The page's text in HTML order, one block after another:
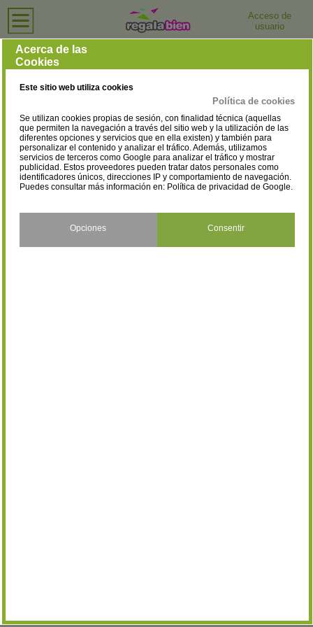
Acceso de
usuario
Tiendas de Ropa Deportiva en Huesca
Selecciona la localidad
Inicio › Tiendas de Ropa Deportiva
Huesca
Acerca de las
Cookies
Este sitio web utiliza cookies
Política de cookies
Se utilizan cookies propias de sesión, con finalidad técnica (aquellas
que permiten la navegación a través del sitio web y la utilización de las
diferentes opciones y servicios que en ella existen) y también para
personalizar el contenido y analizar el tráfico. Además, utilizamos
servicios de terceros como Google para analizar el tráfico y mostrar
publicidad. Estos proveedores pueden tratar datos personales como
identificadores únicos, direcciones IP y comportamiento de navegación.
Puedes consultar más información en: Política de privacidad de Google.
Opciones Consentir